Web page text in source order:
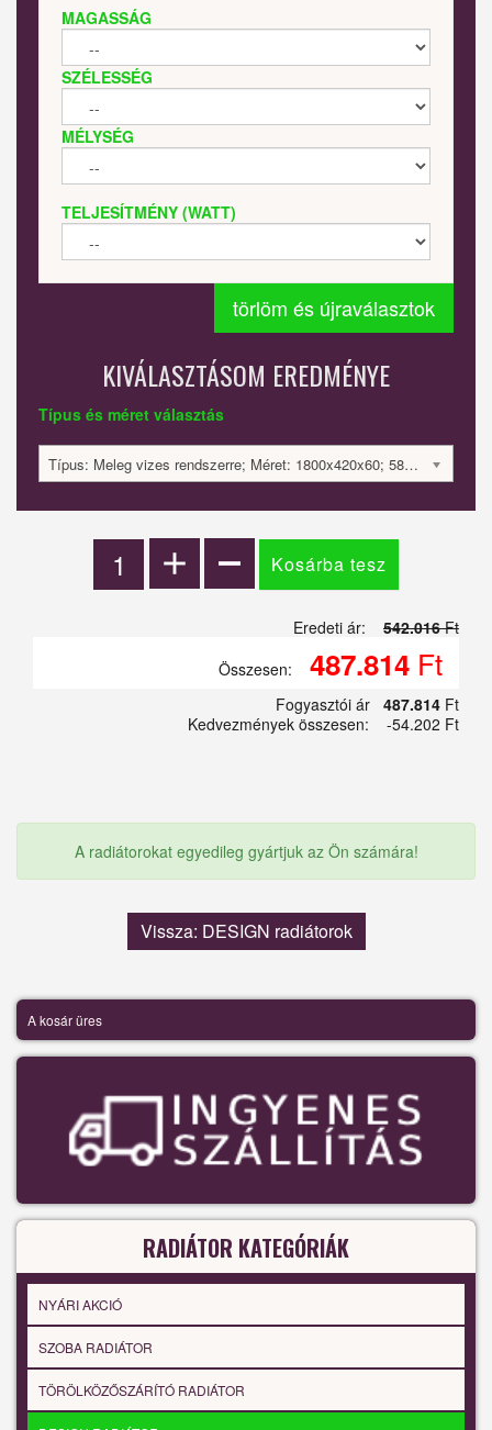
MAGASSÁG
SZÉLESSÉG
MÉLYSÉG
TELJESÍTMÉNY (WATT)
törlöm és újraválasztok
KIVÁLASZTÁSOM EREDMÉNYE
Típus és méret választás
Típus: Meleg vizes rendszerre; Méret: 1800x420x60; 584 Watt; 542016 Ft
Eredeti ár: 542.016Ft
Összesen:
487.814 Ft
Fogyasztói ár 487.814 Ft
Kedvezmények összesen:
-54.202 Ft
A radiátorokat egyedileg gyártjuk az Ön számára!
Vissza: DESIGN radiátorok
A kosár üres
RADIÁTOR KATEGÓRIÁK
NYÁRI AKCIÓ
SZOBA RADIÁTOR
TÖRÖLKÖZŐSZÁRÍTÓ RADIÁTOR